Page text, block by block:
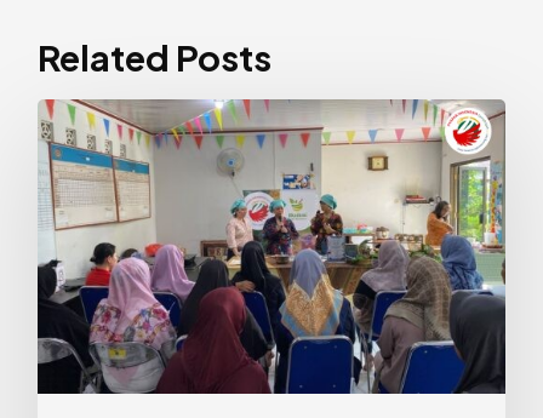
Related Posts
Edukasi
Herbal
AHN:
Cegah
Penurunan
Daya
dan
Atasi